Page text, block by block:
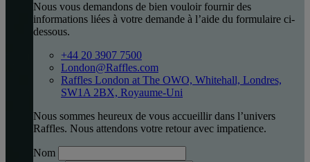
Nous vous demandons de bien vouloir fournir des
informations liées à votre demande à l’aide du formulaire ci-
dessous.
+44 20 3907 7500
London@Raffles.com
Raffles London at The OWO, Whitehall, Londres,
SW1A 2BX, Royaume-Uni
Nous sommes heureux de vous accueillir dans l’univers
Raffles. Nous attendons votre retour avec impatience.
Nom